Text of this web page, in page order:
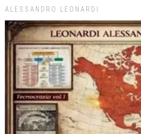
ALESSANDRO LEONARDI